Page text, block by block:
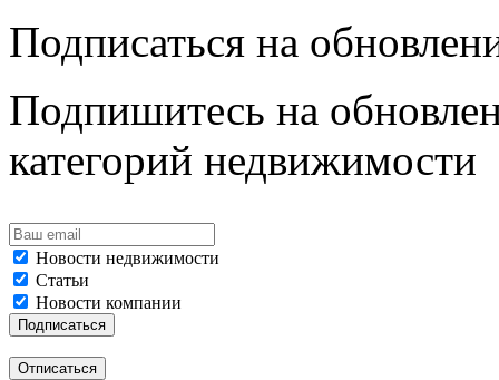
Подписаться на
Подпишитесь на
категорий недвижимости
Новости недвижимости
Статьи
Новости компании